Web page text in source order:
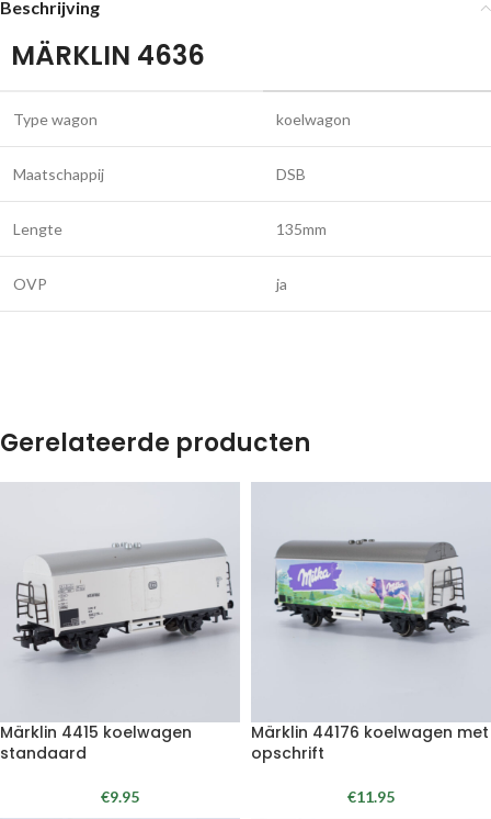
Beschrijving
MÄRKLIN 4636
Type wagon koelwagon
Maatschappij DSB
Lengte 135mm
OVP ja
Gerelateerde producten
Märklin 4415 koelwagen
standaard
€9.95
Märklin 44176 koelwagen met
opschrift
€11.95